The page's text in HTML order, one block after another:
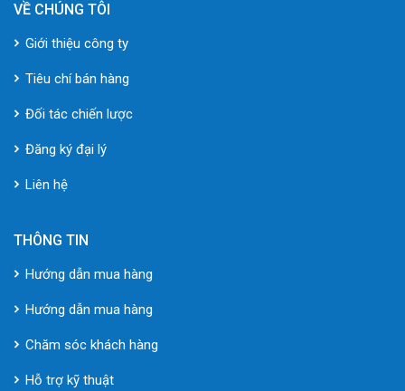
VỀ CHÚNG TÔI
Giới thiệu công ty
Tiêu chí bán hàng
Đối tác chiến lược
Đăng ký đại lý
Liên hệ
THÔNG TIN
Hướng dẫn mua hàng
Hướng dẫn mua hàng
Chăm sóc khách hàng
Hỗ trợ kỹ thuật